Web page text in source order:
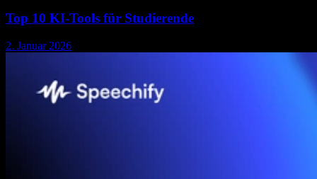
Top 10 KI-Tools für Studierende
2. Januar 2026